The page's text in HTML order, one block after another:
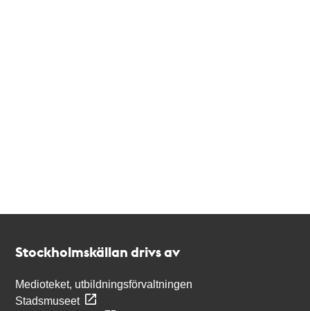
Stockholmskällan drivs av
Medioteket, utbildningsförvaltningen
Stadsmuseet